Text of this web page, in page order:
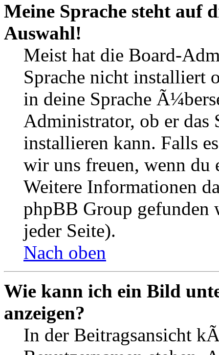
Meine Sprache steht auf
Auswahl!
Meist hat die Board-
Sprache nicht installiert
in deine Sprache
Administrator, ob er das
installieren kann. Falls
wir uns freuen, wenn
Weitere Informationen
phpBB Group gefunden
jeder Seite).
Nach oben
Wie kann ich ein Bild
anzeigen?
In der Beitragsansicht